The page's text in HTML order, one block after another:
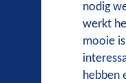
nodig
werkt
mooie
hebben